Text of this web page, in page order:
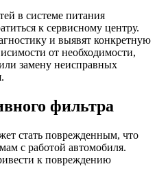
в системе питания
к сервисному центру.
и выявят конкретную
от необходимости,
замену неисправных
фильтра
стать поврежденным, что
с работой автомобиля.
к повреждению